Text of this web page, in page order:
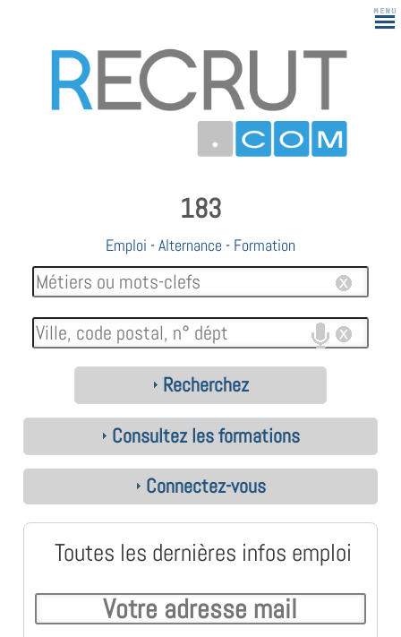
183
Emploi -Alternance - Formation
Recherchez
Consultez les formations
Connectez-vous
Toutes les dernières infos emploi